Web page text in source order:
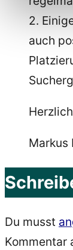
2.
auch
Markus
Du musst
Kommentar